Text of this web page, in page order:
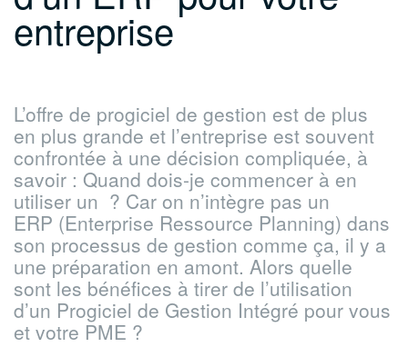
entreprise
L’offre de progiciel de gestion est de plus
en plus grande et l’entreprise est souvent
confrontée à une décision compliquée, à
savoir : Quand dois-je commencer à en
utiliser un ? Car on n’intègre pas un
ERP (Enterprise Ressource Planning) dans
son processus de gestion comme ça, il y a
une préparation en amont. Alors quelle
sont les bénéfices à tirer de l’utilisation
d’un Progiciel de Gestion Intégré pour vous
et votre PME ?